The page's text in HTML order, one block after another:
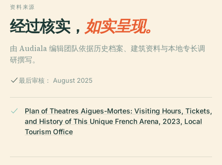
资料来源
经过核实， 如实呈现。
由 Audiala 编辑团队依据历史档案、建筑资料与本地专长调
研撰写。
最后审核： August 2025
Plan of Theatres Aigues-Mortes: Visiting Hours, Tickets,
and History of This Unique French Arena, 2023, Local
Tourism Office